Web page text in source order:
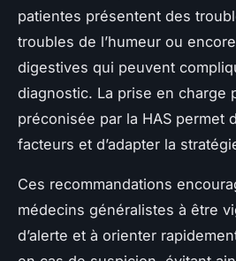
patientes présentent des
troubles de l’humeur ou
digestives qui peuvent
diagnostic. La prise en charge
préconisée par la HAS permet
facteurs et d’adapter la
Ces recommandations
médecins généralistes à être
d’alerte et à orienter